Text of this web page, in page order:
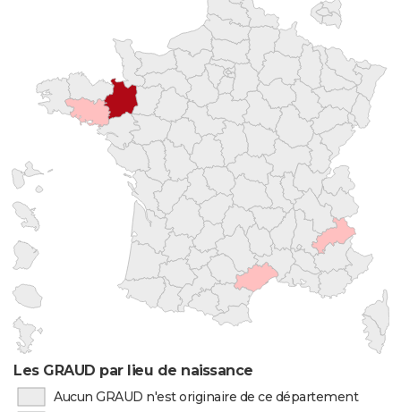
Les GRAUD par lieu de naissance
Aucun GRAUD n'est originaire de ce département